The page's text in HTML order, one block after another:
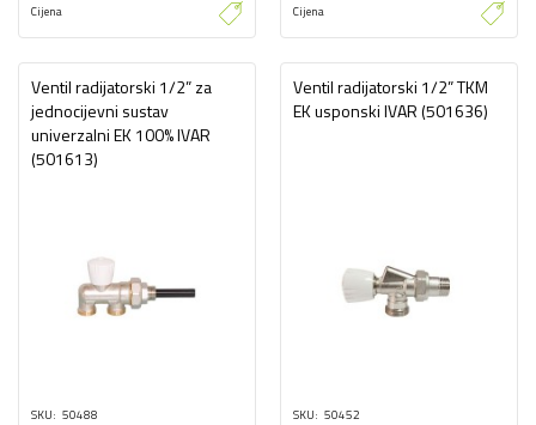
Cijena
Cijena
Ventil radijatorski 1/2” za
jednocijevni sustav
univerzalni EK 100% IVAR
(501613)
SKU 50488
Ventil radijatorski 1/2” TKM
EK usponski IVAR (501636)
SKU 50452